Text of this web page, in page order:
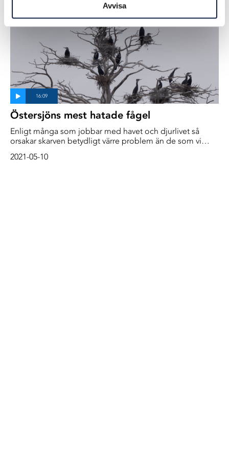
Avvisa
Östersjöns mest hatade fågel
Enligt många som jobbar med havet och djurlivet så
orsakar skarven betydligt värre problem än de som vi
2021-05-10